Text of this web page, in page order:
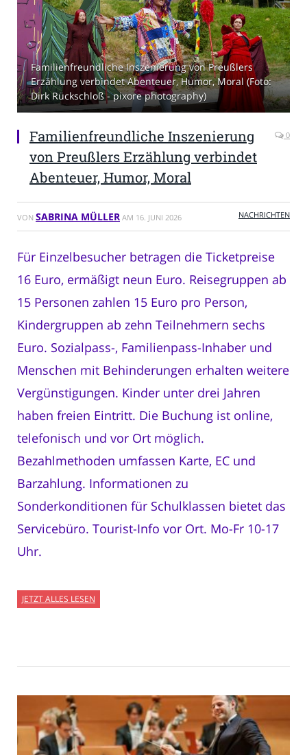
Familienfreundliche Inszenierung von Preußlers
Erzählung verbindet Abenteuer, Humor, Moral (Foto:
Dirk Rückschloß - pixore photography)
Familienfreundliche Inszenierung
von Preußlers Erzählung verbindet
Abenteuer, Humor, Moral
0
VON SABRINA MÜLLER AM 16. JUNI 2026 NACHRICHTEN
Für Einzelbesucher betragen die Ticketpreise
16 Euro, ermäßigt neun Euro. Reisegruppen ab
15 Personen zahlen 15 Euro pro Person,
Kindergruppen ab zehn Teilnehmern sechs
Euro. Sozialpass-, Familienpass-Inhaber und
Menschen mit Behinderungen erhalten weitere
Vergünstigungen. Kinder unter drei Jahren
haben freien Eintritt. Die Buchung ist online,
telefonisch und vor Ort möglich.
Bezahlmethoden umfassen Karte, EC und
Barzahlung. Informationen zu
Sonderkonditionen für Schulklassen bietet das
Servicebüro. Tourist-Info vor Ort. Mo-Fr 10-17
Uhr.
JETZT ALLES LESEN